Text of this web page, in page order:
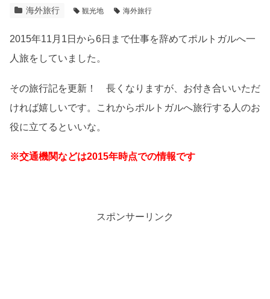
海外旅行 観光地 海外旅行
2015年11月1日から6日まで仕事を辞めてポルトガルへ一
人旅をしていました。
その旅行記を更新！ 長くなりますが、お付き合いいただ
ければ嬉しいです。これからポルトガルへ旅行する人のお
役に立てるといいな。
※交通機関などは2015年時点での情報です
スポンサーリンク